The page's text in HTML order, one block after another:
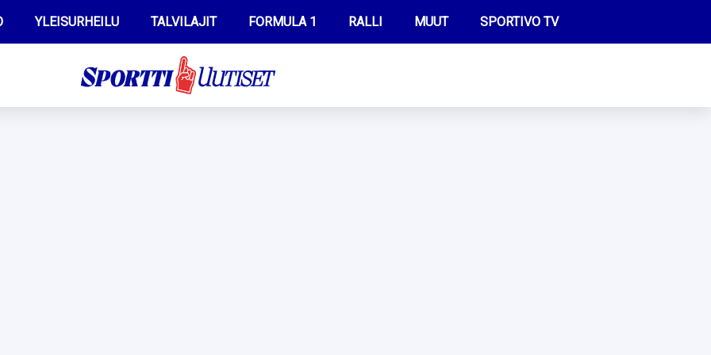
YLEISURHEILU TALVILAJIT FORMULA 1 RALLI MUUT SPORTIVO TV